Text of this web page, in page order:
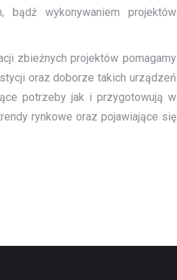
bądź wykonywaniem projektów
zbieżnych projektów pomagamy
oraz doborze takich urządzeń
potrzeby jak i przygotowują w
rynkowe oraz pojawiające się